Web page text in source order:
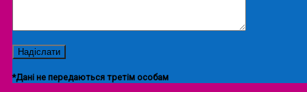
*Дані не передаються третім особам